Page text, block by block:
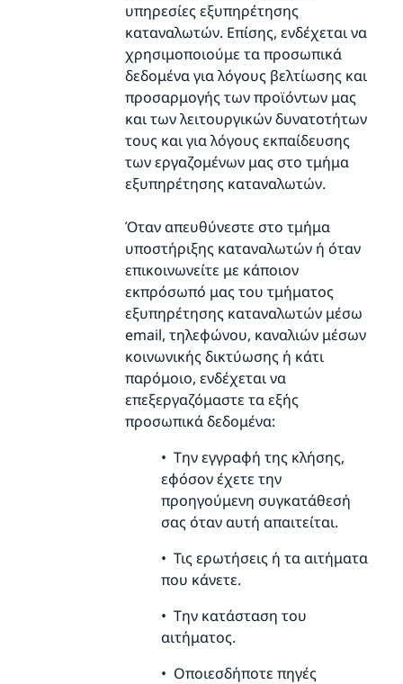
υπηρεσίες εξυπηρέτησης
καταναλωτών. Επίσης, ενδέχεται να
χρησιμοποιούμε τα προσωπικά
δεδομένα για λόγους βελτίωσης και
προσαρμογής των προϊόντων μας
και των λειτουργικών δυνατοτήτων
τους και για λόγους εκπαίδευσης
των εργαζομένων μας στο τμήμα
εξυπηρέτησης καταναλωτών.
Όταν απευθύνεστε στο τμήμα
υποστήριξης καταναλωτών ή όταν
επικοινωνείτε με κάποιον
εκπρόσωπό μας του τμήματος
εξυπηρέτησης καταναλωτών μέσω
email, τηλεφώνου, καναλιών μέσων
κοινωνικής δικτύωσης ή κάτι
παρόμοιο, ενδέχεται να
επεξεργαζόμαστε τα εξής
προσωπικά δεδομένα:
• Την εγγραφή της κλήσης,
εφόσον έχετε την
προηγούμενη συγκατάθεσή
σας όταν αυτή απαιτείται.
• Τις ερωτήσεις ή τα αιτήματα
που κάνετε.
• Την κατάσταση του
αιτήματος.
• Οποιεσδήποτε πηγές